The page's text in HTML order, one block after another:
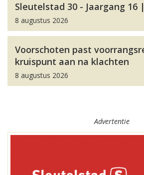
Sleutelstad 30 - Jaargang 16
8 augustus 2026
Voorschoten past
kruispunt aan na klachten
8 augustus 2026
Advertentie